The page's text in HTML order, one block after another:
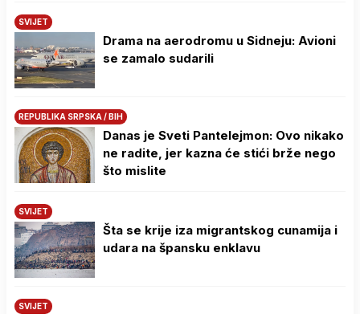
SVIJET
Drama na aerodromu u Sidneju: Avioni
se zamalo sudarili
REPUBLIKA SRPSKA / BIH
Danas je Sveti Pantelejmon: Ovo nikako
ne radite, jer kazna će stići brže nego
što mislite
SVIJET
Šta se krije iza migrantskog cunamija i
udara na špansku enklavu
SVIJET